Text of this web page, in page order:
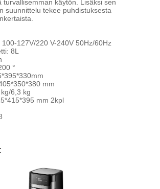
turvallisemman käytön. Lisäksi sen
suunnittelu tekee puhdistuksesta
100-127V/220 V-240V 50Hz/60Hz
8L
°
mm
6,3 kg
mm 2kpl